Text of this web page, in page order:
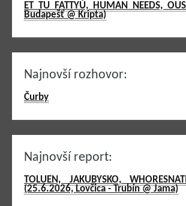
ET TU FATTYÚ, HUMAN NEEDS,
Budapešť @ Kripta)
Najnovší rozhovor:
Čurby
Najnovší report:
TOLUEN, JAKUBYSKO,
(25.6.2026, Lovčica - Trubín @ Jama)